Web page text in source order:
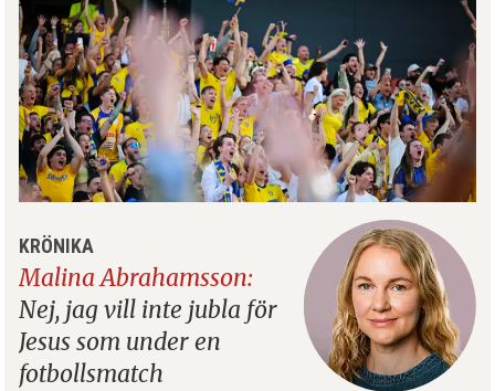
KRÖNIKA
Malina Abrahamsson:
Nej, jag vill inte jubla för
Jesus som under en
fotbollsmatch